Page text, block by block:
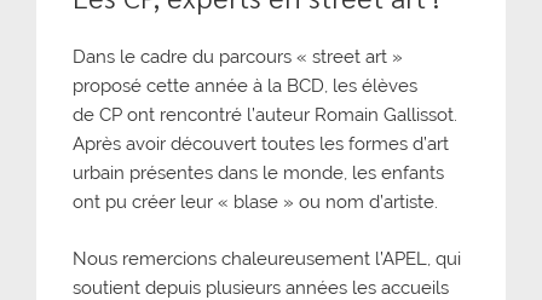
Dans le cadre du parcours « street art »
proposé cette année à la BCD, les élèves
de CP ont rencontré l’auteur Romain Gallissot.
Après avoir découvert toutes les formes d’art
urbain présentes dans le monde, les enfants
ont pu créer leur « blase » ou nom d’artiste.
Nous remercions chaleureusement l’APEL, qui
soutient depuis plusieurs années les accueils